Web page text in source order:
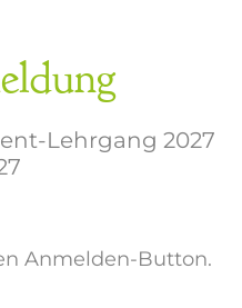
Lehrgang 2027
Anmelden-Button.